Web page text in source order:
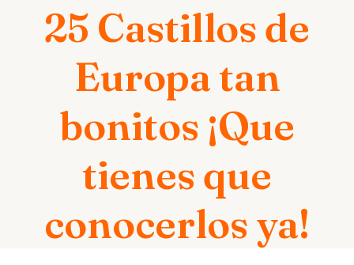
25 Castillos de
Europa tan
bonitos ¡Que
tienes que
conocerlos ya!